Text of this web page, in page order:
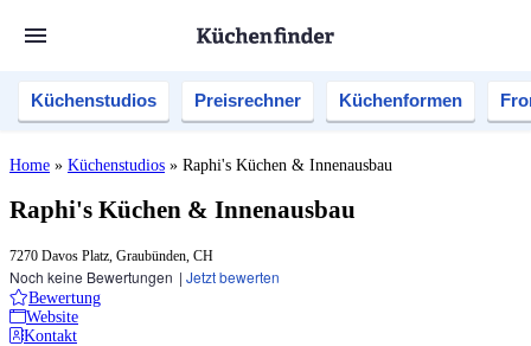
Küchenstudios Preisrechner Küchenformen
Home » Küchenstudios » Raphi's Küchen & Innenausbau
Raphi's Küchen & Innenausbau
7270 Davos Platz, Graubünden, CH
Noch keine Bewertungen | Jetzt bewerten
Bewertung
Website
Kontakt